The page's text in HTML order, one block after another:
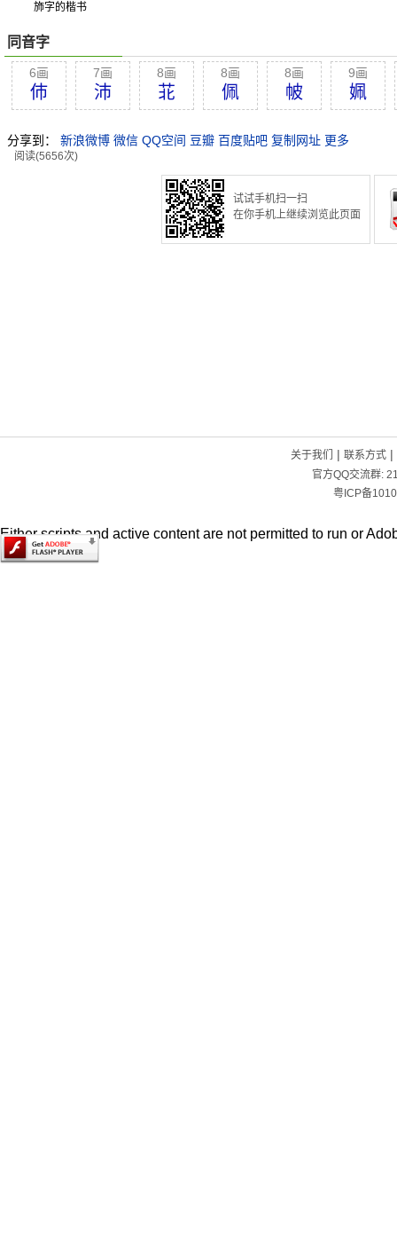
斾字的楷书
同音字
6画
伂
7画
沛
8画
苝
8画
佩
8画
帔
9画
姵
分享到： 新浪微博 微信 QQ空间 豆瓣 百度贴吧 复制网址 更多
阅读(5656次)
试试手机扫一扫
在你手机上继续浏览此页面
关于我们 | 联系方式|
官方QQ交流群:
粤ICP备
Either scripts and active content are not permitted to run or